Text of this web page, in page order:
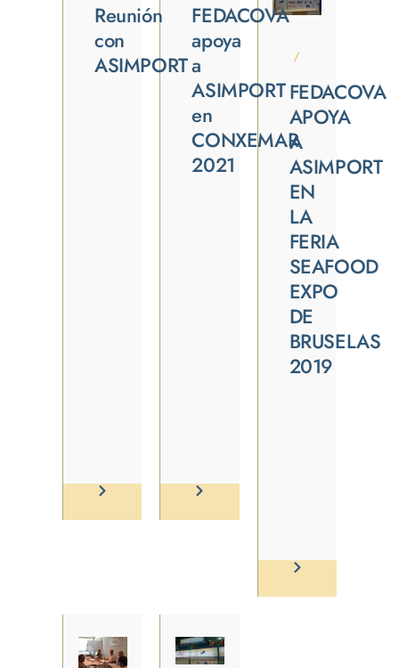
Reunión
con
ASIMPORT
FEDACOVA
apoya
a
ASIMPORT
en
CONXEMAR
2021
/
FEDACOVA
APOYA
A
ASIMPORT
EN
LA
FERIA
SEAFOOD
EXPO
DE
BRUSELAS
2019